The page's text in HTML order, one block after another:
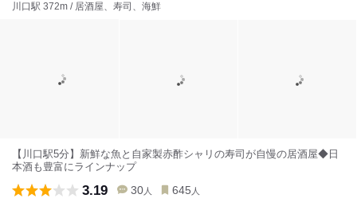
川口駅 372m / 居酒屋、寿司、海鮮
【川口駅5分】新鮮な魚と自家製赤酢シャリの寿司が自慢の居酒屋◆日
本酒も豊富にラインナップ
3.19 30 人 645 人